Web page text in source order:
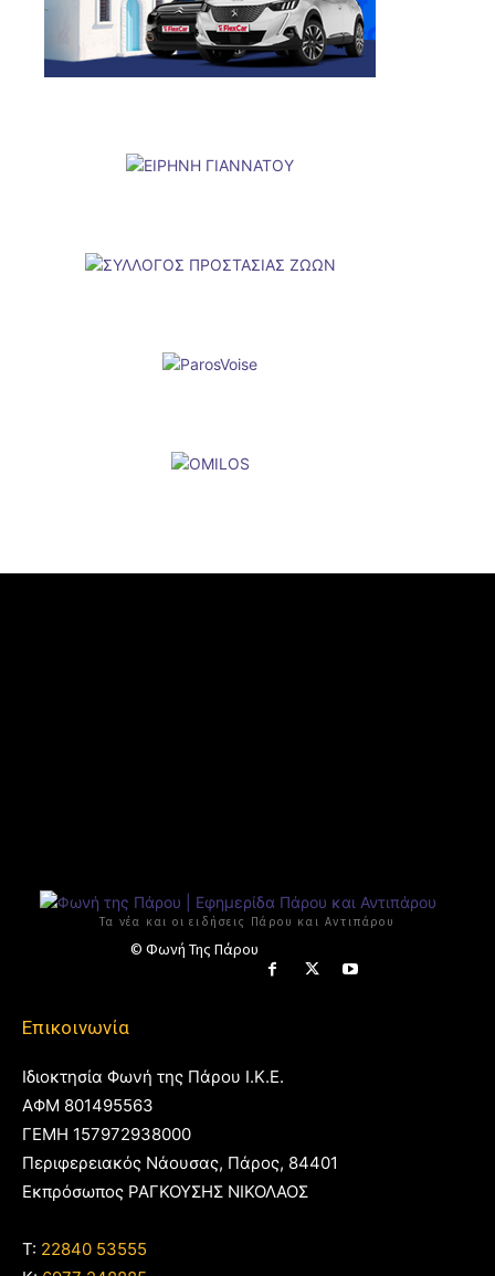
Τα νέα και οι ειδήσεις Πάρου και Αντιπάρου
© Φωνή Της Πάρου
Επικοινωνία
Ιδιοκτησία Φωνή της Πάρου Ι.Κ.Ε.
ΑΦΜ 801495563
ΓΕΜΗ 157972938000
Περιφερειακός Νάουσας, Πάρος, 84401
Εκπρόσωπος ΡΑΓΚΟΥΣΗΣ ΝΙΚΟΛΑΟΣ
T: 22840 53555